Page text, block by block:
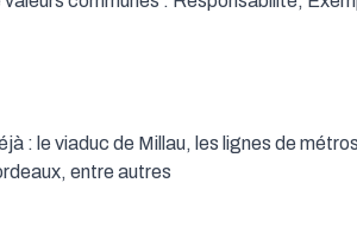
: le viaduc de Millau, les lignes de
entre autres